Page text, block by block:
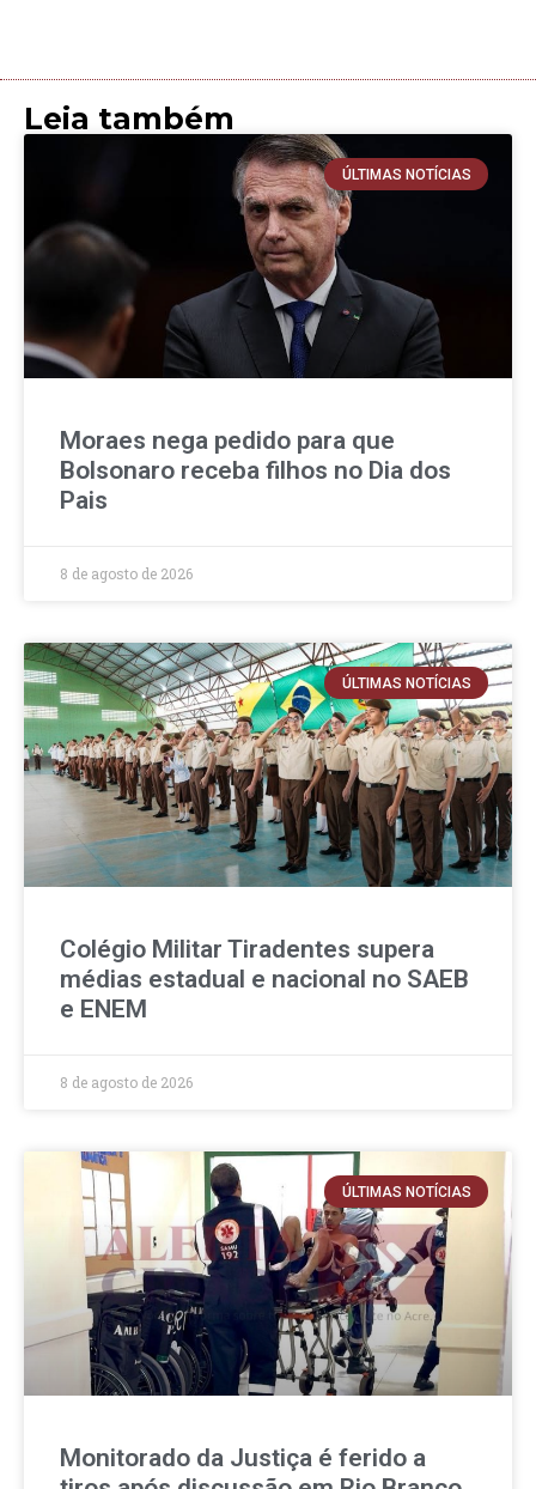
Leia também
ÚLTIMAS NOTÍCIAS
Moraes nega pedido para que
Bolsonaro receba filhos no Dia dos
Pais
8 de agosto de 2026
ÚLTIMAS NOTÍCIAS
Colégio Militar Tiradentes supera
médias estadual e nacional no SAEB
e ENEM
8 de agosto de 2026
ÚLTIMAS NOTÍCIAS
Monitorado da Justiça é ferido a